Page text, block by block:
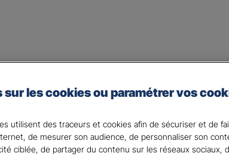
Commerces
sur les cookies ou paramétrer vos
utilisent des traceurs et cookies afin de sécuriser et de
de mesurer son audience, de personnaliser son
ciblée, de partager du contenu sur les réseaux sociaux,